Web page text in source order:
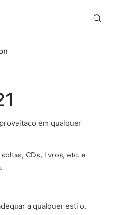
em qualquer
CDs, livros, etc. e
a qualquer estilo.